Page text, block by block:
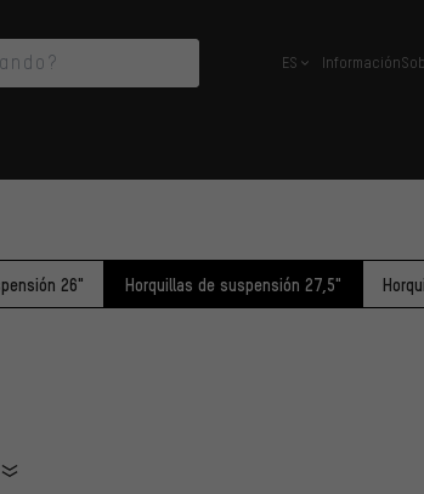
español
ES Información
26" Horquillas de suspensión 27,5"